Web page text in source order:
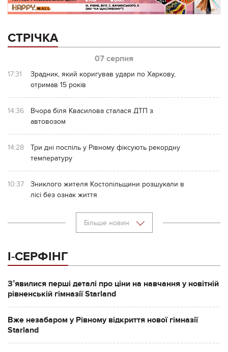
СТРІЧКА
07 серпня
17:31
Зрадник, який коригував удари по Харкову,
отримав 15 років
14:36
Вчора біля Квасилова сталася ДТП з
автовозом
14:28
Три дні поспіль у Рівному фіксують рекордну
температуру
10:37
Зниклого жителя Костопільщини розшукали в
лісі без ознак життя
Більше новин
І-СЕРФІНГ
Зʼявилися перші деталі про ціни на навчання у новітній
рівненській гімназії Starland
Вже незабаром у Рівному відкриття нової гімназії
Starland